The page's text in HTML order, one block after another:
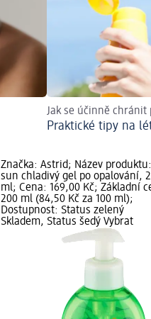
Jak se účinně chránit
Praktické tipy na
Značka: Astrid; Název produktu:
sun chladivý gel po opalování,
ml; Cena: 169,00 Kč; Základní
200 ml (84,50 Kč za 100 ml);
Dostupnost: Status zelený
Skladem, Status šedý Vybrat